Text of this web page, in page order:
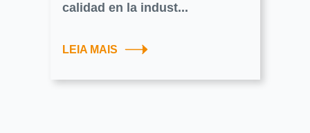
calidad en la indust...
LEIA MAIS